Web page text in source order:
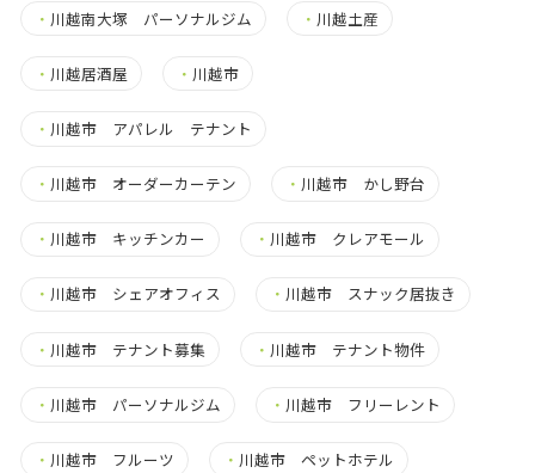
・ 川越南大塚 パーソナルジム ・ 川越土産
・ 川越居酒屋 ・ 川越市
・ 川越市 アパレル テナント
・ 川越市 オーダーカーテン ・ 川越市 かし野台
・ 川越市 キッチンカー ・ 川越市 クレアモール
・ 川越市 シェアオフィス ・ 川越市 スナック居抜き
・ 川越市 テナント募集 ・ 川越市 テナント物件
・ 川越市 パーソナルジム ・ 川越市 フリーレント
・ 川越市 フルーツ ・ 川越市 ペットホテル